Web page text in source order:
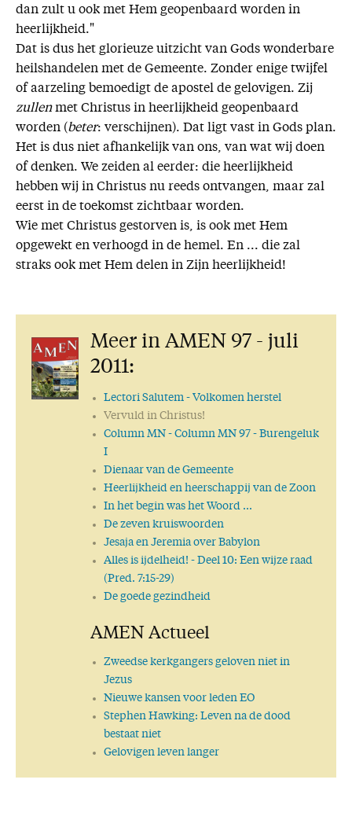
dan zult u ook met Hem geopenbaard worden in
heerlijkheid."
Dat is dus het glorieuze uitzicht van Gods wonderbare
heilshandelen met de Gemeente. Zonder enige twijfel
of aarzeling bemoedigt de apostel de gelovigen. Zij
zullenmet Christus in heerlijkheid geopenbaard
worden (beter: verschijnen). Dat ligt vast in Gods plan.
Het is dus niet afhankelijk van ons, van wat wij doen
of denken. We zeiden al eerder: die heerlijkheid
hebben wij in Christus nu reeds ontvangen, maar zal
eerst in de toekomst zichtbaar worden.
Wie met Christus gestorven is, is ook met Hem
opgewekt en verhoogd in de hemel. En ... die zal
straks ook met Hem delen in Zijn heerlijkheid!
Meer in AMEN 97 - juli
2011:
Lectori Salutem- Volkomen herstel
Vervuld in Christus!
Column MN- Column MN 97 - Burengeluk
I
Dienaar van de Gemeente
Heerlijkheid en heerschappij van de Zoon
In het begin was het Woord ...
De zeven kruiswoorden
Jesaja en Jeremia over Babylon
Alles is ijdelheid!- Deel 10: Een wijze raad
(Pred. 7:15-29)
De goede gezindheid
AMEN Actueel
Zweedse kerkgangers geloven niet in
Jezus
Nieuwe kansen voor leden EO
Stephen Hawking: Leven na de dood
bestaat niet
Gelovigen leven langer